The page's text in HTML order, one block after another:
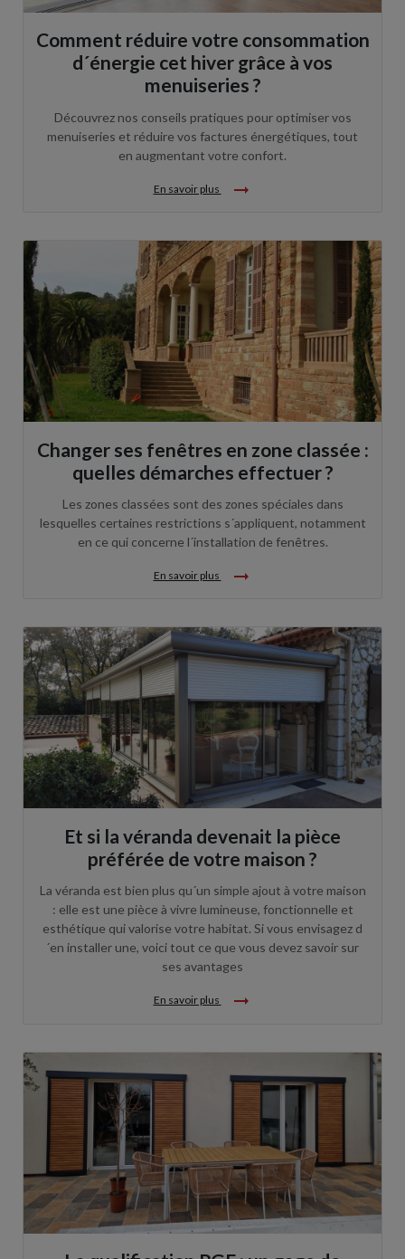
Comment réduire votre consommation
d´énergie cet hiver grâce à vos
menuiseries ?
Découvrez nos conseils pratiques pour optimiser vos
menuiseries et réduire vos factures énergétiques, tout
en augmentant votre confort.
En savoir plus arrow_right_alt
Changer ses fenêtres en zone classée :
quelles démarches effectuer ?
Les zones classées sont des zones spéciales dans
lesquelles certaines restrictions s´appliquent, notamment
en ce qui concerne l´installation de fenêtres.
En savoir plus arrow_right_alt
Et si la véranda devenait la pièce
préférée de votre maison ?
La véranda est bien plus qu´un simple ajout à votre maison
: elle est une pièce à vivre lumineuse, fonctionnelle et
esthétique qui valorise votre habitat. Si vous envisagez d
´en installer une, voici tout ce que vous devez savoir sur
ses avantages
En savoir plus arrow_right_alt